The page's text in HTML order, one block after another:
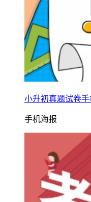
小升初真题试卷手
手机海报